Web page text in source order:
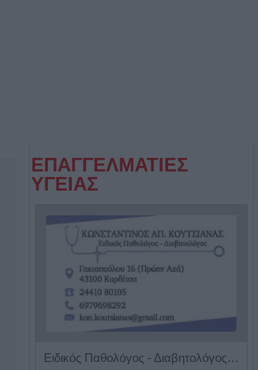
ΕΠΑΓΓΕΛΜΑΤΙΕΣ
ΥΓΕΙΑΣ
Ειδικός Παθολόγος - Διαβητολόγος 'Κωνσταντίνος Απ. Κουτσιανάς"